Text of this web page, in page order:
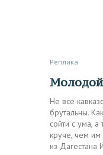
Реплика
Не все
брутальны.
сойти с ума,
круче, чем им
из Дагестана